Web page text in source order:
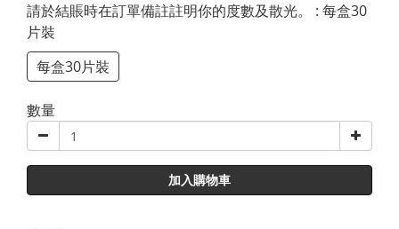
請於結賬時在訂單備註註明你的度數及散光。 : 每盒30
片裝
每盒30片裝
數量
加入購物車